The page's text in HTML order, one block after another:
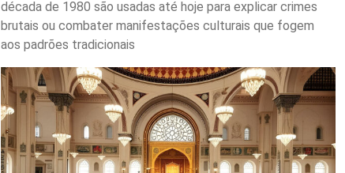
década de 1980 são usadas até hoje para explicar crimes
brutais ou combater manifestações culturais que fogem
aos padrões tradicionais